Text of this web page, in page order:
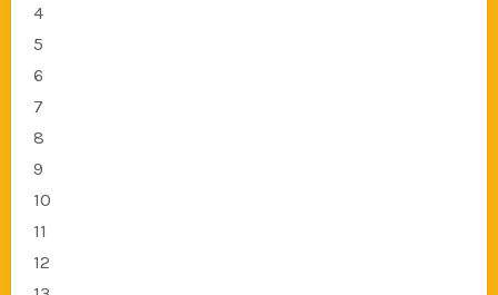
4
5
6
7
8
9
10
11
12